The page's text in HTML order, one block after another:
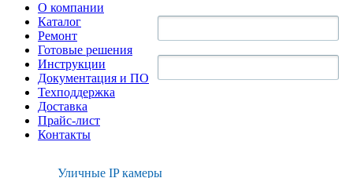
О компании
Каталог
Ремонт
Готовые решения
Инструкции
Документация и ПО
Техподдержка
Доставка
Прайс-лист
Контакты
Уличные IP камеры